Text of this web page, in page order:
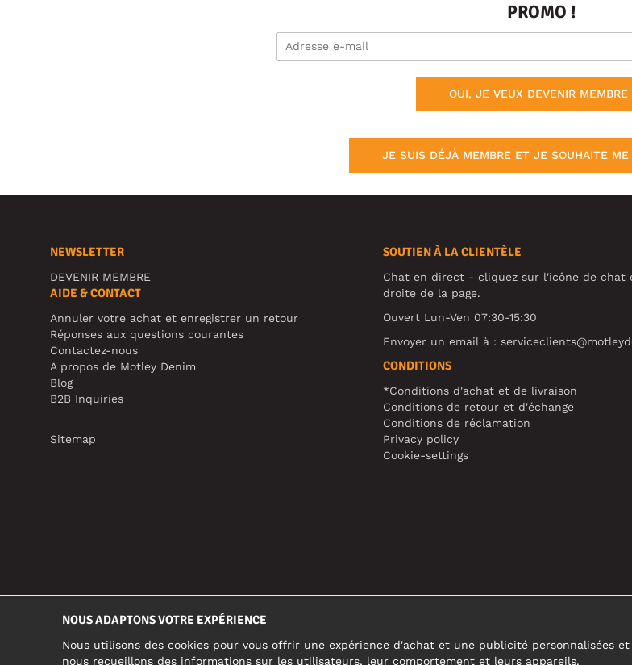
PROMO !
OUI, JE VEUX DEVENIR MEMBRE
JE SUIS DÉJÀ MEMBRE ET JE SOUHAITE ME
NEWSLETTER
DEVENIR MEMBRE
AIDE & CONTACT
Annuler votre achat et enregistrer un retour
Réponses aux questions courantes
Contactez-nous
A propos de Motley Denim
Blog
B2B Inquiries
Sitemap
SOUTIEN À LA CLIENTÈLE
Chat en direct - cliquez sur l'icône de chat
droite de la page.
Ouvert Lun-Ven 07:30-15:30
Envoyer un email à :
CONDITIONS
*Conditions d'achat et de livraison
Conditions de retour et d'échange
Conditions de réclamation
Privacy policy
Cookie-settings
NOUS ADAPTONS VOTRE EXPÉRIENCE
Nous utilisons des cookies pour vous offrir une expérience d'achat et une publicité personnalisées
nous recueillons des informations sur les utilisateurs, leur comportement et leurs appareils.